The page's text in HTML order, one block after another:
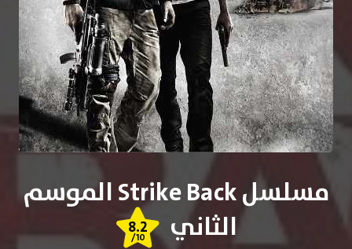
مسلسل Strike Back الموسم
الثاني
8.2
/10